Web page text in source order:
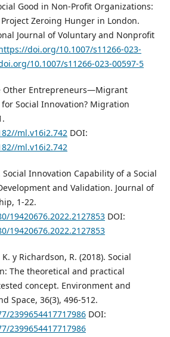
Good in Non-Profit Organizations:
Project Zeroing Hunger in London.
Journal of Voluntary and Nonprofit
doi.org/10.1007/s11266-023-
10.1007/s11266-023-00597-5
Other Entrepreneurs—Migrant
for Social Innovation? Migration
ml.v16i2.742DOI:
ml.v16i2.742
Social Innovation Capability of a Social
and Validation. Journal of
1-22.
19420676.2022.2127853DOI:
19420676.2022.2127853
y Richardson, R. (2018). Social
The theoretical and practical
concept. Environment and
Space, 36(3), 496-512.
2399654417717986DOI:
2399654417717986